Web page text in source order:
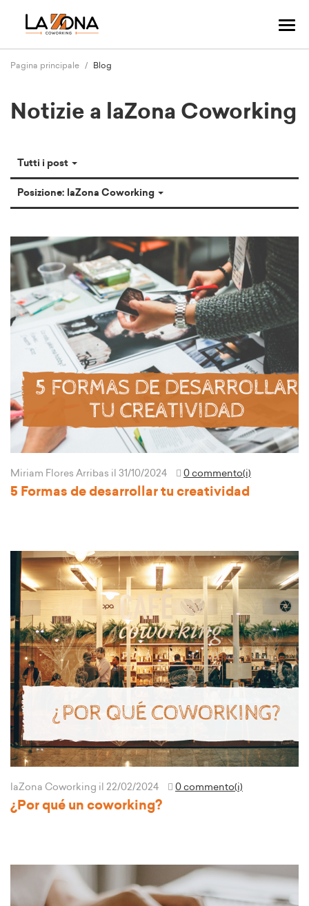
Pagina principale Blog
Notizie a laZona Coworking
Tutti i post
Posizione: laZona Coworking
Miriam Flores Arribas il 31/10/2024 0 commento(i)
5 Formas de desarrollar tu creatividad
laZona Coworking il 22/02/2024 0 commento(i)
¿Por qué un coworking?